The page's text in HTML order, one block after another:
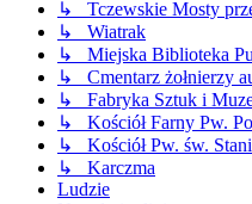
↳ Tczewskie Mosty
↳ Wiatrak
↳ Miejska Biblioteka
↳ Cmentarz żołnierzy
↳ Fabryka Sztuk i
↳ Kościół Farny Pw.
↳ Kościół Pw. św.
↳ Karczma
Ludzie